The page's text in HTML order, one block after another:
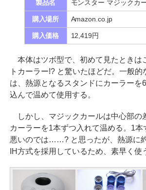
製品名 モンスター マジックカ
購入場所 Amazon.co.jp
購入価格 12,419円
本体はツボ型で、初めて見たときは
トカーラー!? と驚いたほどだ。一般
は、熱源となるスタンドにカーラーを
込んで温めて使用する。
しかし、マジックカールは中心部の
カーラーを1本ずつ入れて温める。1本
悪いのでは……? と思ったが、熱源に
IH方式を採用しているため、素早く使